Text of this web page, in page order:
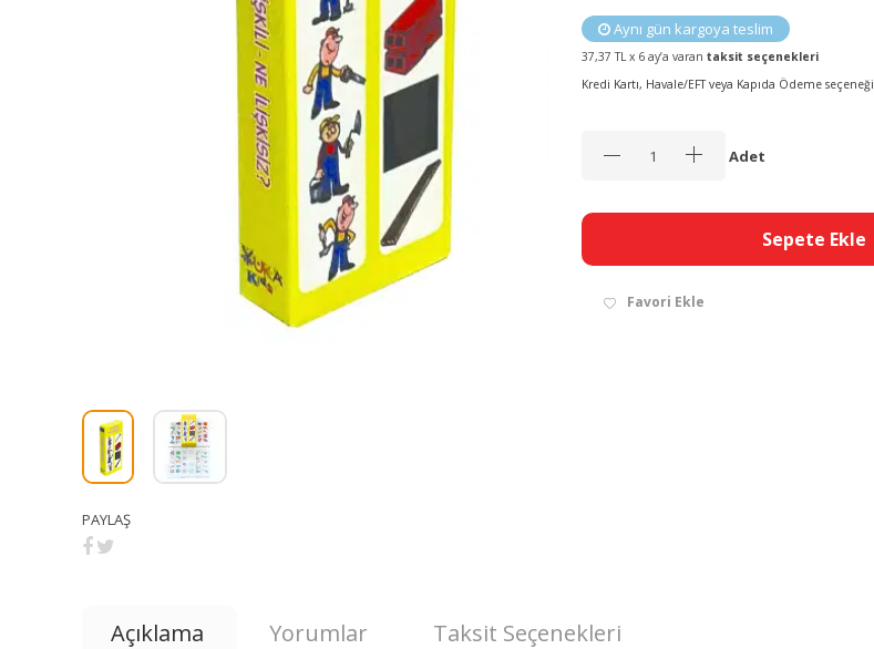
PAYLAŞ
Aynı gün kargoya teslim
37,37 TL x 6 ay’a varan taksit seçenekleri
Kredi Kartı, Havale/EFT veya Kapıda Ödeme seçeneği
Adet
Sepete Ekle
Favori Ekle
Açıklama Yorumlar Taksit Seçenekleri